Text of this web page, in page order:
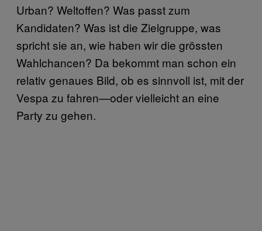
Urban? Weltoffen? Was passt zum
Kandidaten? Was ist die Zielgruppe, was
spricht sie an, wie haben wir die grössten
Wahlchancen? Da bekommt man schon ein
relativ genaues Bild, ob es sinnvoll ist, mit der
Vespa zu fahren—oder vielleicht an eine
Party zu gehen.